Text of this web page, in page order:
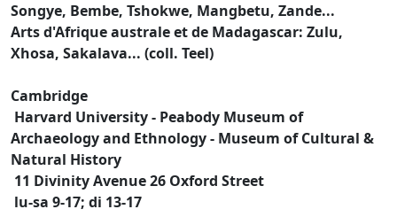
Songye, Bembe, Tshokwe, Mangbetu, Zande...
Arts d'Afrique australe et de Madagascar: Zulu,
Xhosa, Sakalava... (coll. Teel)
Cambridge
Harvard University - Peabody Museum of
Archaeology and Ethnology - Museum of Cultural &
Natural History
11 Divinity Avenue 26 Oxford Street
lu-sa 9-17; di 13-17